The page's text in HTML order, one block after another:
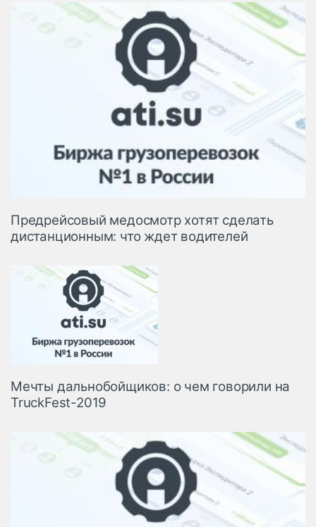
Спецтехника
Автосервис,
запчасти, шины
Топливо, масла и
автохимия
Дзен
Предрейсовый медосмотр хотят сделать
дистанционным: что ждет водителей
Мечты дальнобойщиков: о чем говорили на
TruckFest-2019